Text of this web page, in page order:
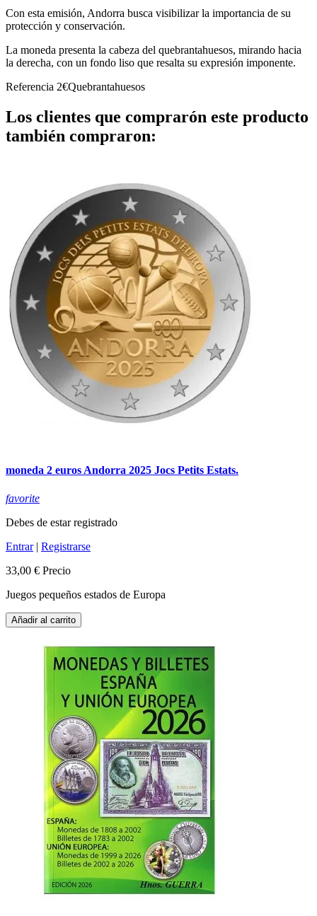
Con esta emisión, Andorra busca visibilizar la importancia de su
protección y conservación.
La moneda presenta la cabeza del quebrantahuesos, mirando hacia
la derecha, con un fondo liso que resalta su expresión imponente.
Referencia 2€Quebrantahuesos
Los clientes que comprarón este producto
también compraron:
moneda 2 euros Andorra 2025 Jocs Petits Estats.
favorite
Debes de estar registrado
Entrar| Registrarse
33,00 € Precio
Juegos pequeños estados de Europa
Añadir al carrito